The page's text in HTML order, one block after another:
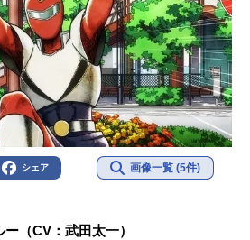
シェア 画像一覧 (5件)
（CV：武田太一）